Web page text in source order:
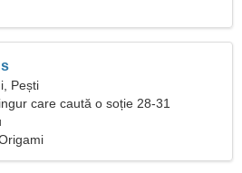
Pești
care caută o soție 28-31